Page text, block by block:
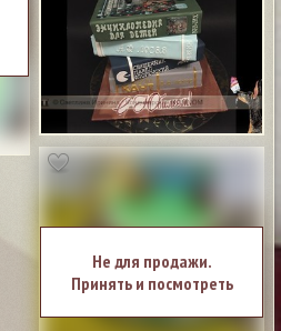
Не для продажи.
Принять и посмотреть